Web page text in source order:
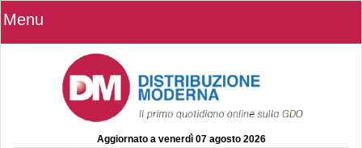
Menu
Aggiornato a venerdì 07 agosto 2026